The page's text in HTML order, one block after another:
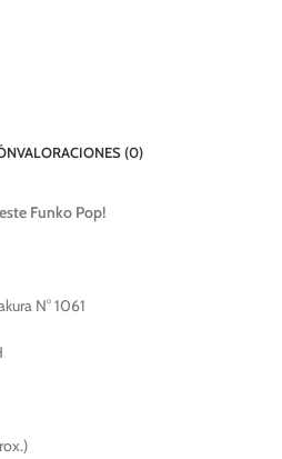
VALORACIONES (0)
Funko Pop!
N° 1061